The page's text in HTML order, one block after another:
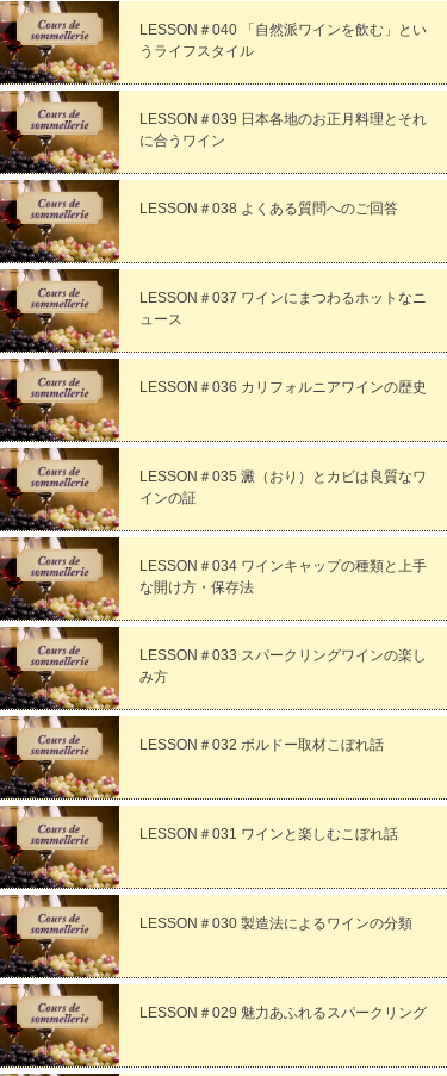
LESSON＃040 「自然派ワインを飲む」とい
うライフスタイル
LESSON＃039 日本各地のお正月料理とそれ
に合うワイン
LESSON＃038 よくある質問へのご回答
LESSON＃037 ワインにまつわるホットなニ
ュース
LESSON＃036 カリフォルニアワインの歴史
LESSON＃035 澱（おり）とカビは良質なワ
インの証
LESSON＃034 ワインキャップの種類と上手
な開け方・保存法
LESSON＃033 スパークリングワインの楽し
み方
LESSON＃032 ボルドー取材こぼれ話
LESSON＃031 ワインと楽しむこぼれ話
LESSON＃030 製造法によるワインの分類
LESSON＃029 魅力あふれるスパークリング